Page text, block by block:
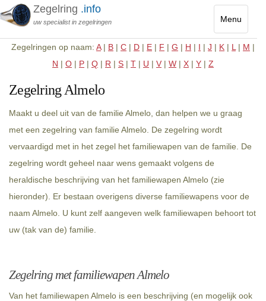
Menu
Toggle
Zegelring .info
uw specialist in zegelringen
Zegelringen op naam: A| B | C | D | E | F | G | H | I | J | K | L | M |
N | O | P | Q | R | S | T | U | V | W | X | Y | Z
Zegelring Almelo
Maakt u deel uit van de familie Almelo, dan helpen we u graag
met een zegelring van familie Almelo. De zegelring wordt
vervaardigd met in het zegel het familiewapen van de familie. De
zegelring wordt geheel naar wens gemaakt volgens de
heraldische beschrijving van het familiewapen Almelo (zie
hieronder). Er bestaan overigens diverse familiewapens voor de
naam Almelo. U kunt zelf aangeven welk familiewapen behoort tot
uw (tak van de) familie.
Zegelring met familiewapen Almelo
Van het familiewapen Almelo is een beschrijving (en mogelijk ook